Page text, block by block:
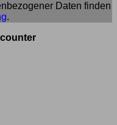
Daten finden
.